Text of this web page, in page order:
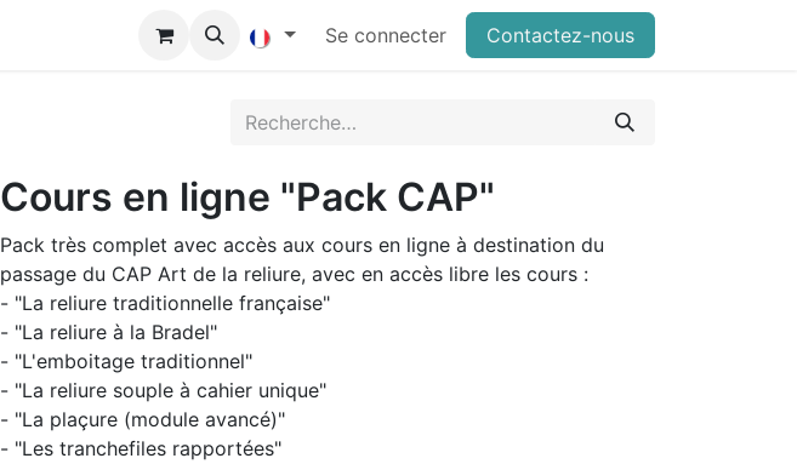
Se connecter Contactez-nous
Cours en ligne "Pack CAP"
Pack très complet avec accès aux cours en ligne à destination du
passage du CAP Art de la reliure, avec en accès libre les cours :
- "La reliure traditionnelle française"
- "La reliure à la Bradel"
- "L'emboitage traditionnel"
- "La reliure souple à cahier unique"
- "La plaçure (module avancé)"
- "Les tranchefiles rapportées"